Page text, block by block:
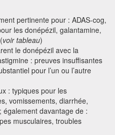
pertinente pour : ADAS-cog,
les donépézil, galantamine,
voir tableau)
le donépézil avec la
: preuves insuffisantes
pour l’un ou l’autre
: typiques pour les
vomissements, diarrhée,
davantage de :
musculaires, troubles